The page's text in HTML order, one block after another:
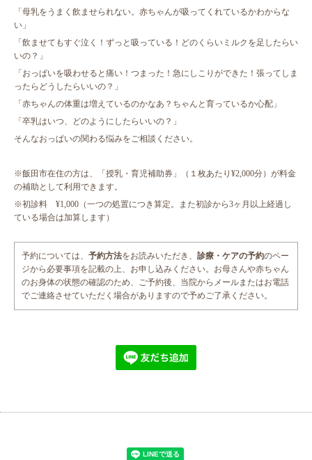
「母乳をうまく飲ませられない。赤ちゃんが吸ってくれているかわからな
い」
「飲ませてもすぐ泣く！ずっと吸っている！どのくらいミルクを足したらい
いの？」
「おっぱいを吸わせると痛い！つまった！急にしこりができた！張ってしま
ったらどうしたらいいの？」
「赤ちゃんの体重は増えているのかなあ？ちゃんと育っているか心配」
「卒乳はいつ、どのようにしたらいいの？」
そんなおっぱいの関わる悩みをご相談ください。
※飯田市在住の方は、「授乳・育児補助券」（１枚あたり¥2,000分）が料金
の補助として利用できます。
※初診料 ¥1,000（一つの処置につき算定。また初診から3ヶ月以上経過し
ている場合は加算します）
予約については、 予約方法をお読みいただき、 診療・ケアの予約のペー
ジから必要事項を記載の上、お申し込みください。お母さんや赤ちゃん
のお身体の状態の確認のため、ご予約後、当院からメールまたはお電話
でご連絡させていただく場合がありますので予めご了承ください。